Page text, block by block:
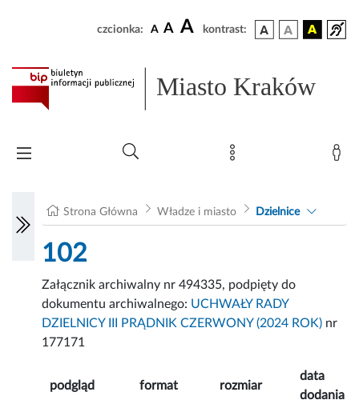
czcionka: A A A kontrast:
Miasto Kraków
Strona Główna Władze i miasto Dzielnice
102
Załącznik archiwalny nr 494335, podpięty do
dokumentu archiwalnego: UCHWAŁY RADY
DZIELNICY III PRĄDNIK CZERWONY (2024 ROK) nr
177171
podgląd format rozmiar
data
dodania